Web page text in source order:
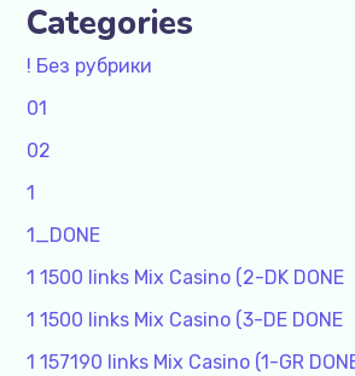
Categories
! Без рубрики
01
02
1
1_DONE
1 1500 links Mix Casino (2-DK DONE
1 1500 links Mix Casino (3-DE DONE
1 157190 links Mix Casino (1-GR